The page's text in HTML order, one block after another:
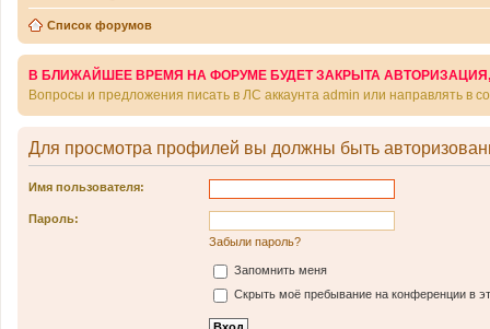
Список форумов
В БЛИЖАЙШЕЕ ВРЕМЯ НА ФОРУМЕ БУДЕТ ЗАКРЫТА
Вопросы и предложения писать в ЛС аккаунта admin или направлять в
Для просмотра профилей вы должны быть
Имя пользователя:
Пароль:
Забыли пароль?
Запомнить меня
Скрыть моё пребывание на конференции в